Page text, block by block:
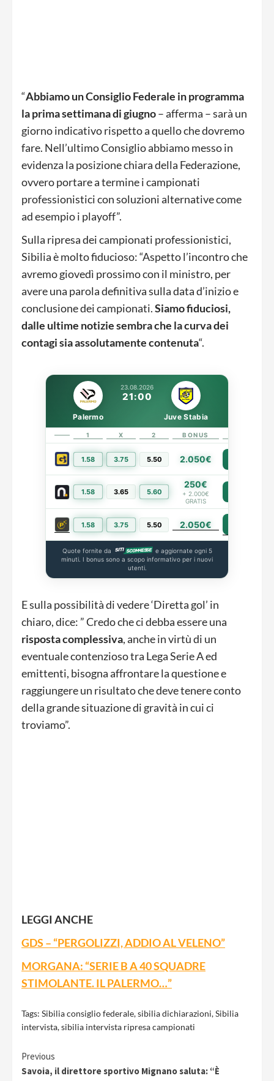
“Abbiamo un Consiglio Federale in programma
la prima settimana di giugno– afferma – sarà un
giorno indicativo rispetto a quello che dovremo
fare. Nell’ultimo Consiglio abbiamo messo in
evidenza la posizione chiara della Federazione,
ovvero portare a termine i campionati
professionistici con soluzioni alternative come
ad esempio i playoff”.
Sulla ripresa dei campionati professionistici,
Sibilia è molto fiducioso: “Aspetto l’incontro che
avremo giovedì prossimo con il ministro, per
avere una parola definitiva sulla data d’inizio e
conclusione dei campionati.Siamo fiduciosi,
dalle ultime notizie sembra che la curva dei
contagi sia assolutamente contenuta“.
23.08.2026
21:00
Palermo Juve Stabia
1 X 2 BONUS
1.58 3.75 5.50 2.050€
1.58 3.65 5.60
250€
+ 2.000€
GRATIS
1.58 3.75 5.50 2.050€
Quote fornite da
e aggiornate ogni 5
minuti. I bonus sono a scopo informativo per i nuovi
utenti.
E sulla possibilità di vedere ‘Diretta gol’ in
chiaro, dice: ” Credo che ci debba essere una
rispostacomplessiva, anche in virtù di un
eventuale contenzioso tra Lega Serie A ed
emittenti, bisogna affrontare la questione e
raggiungere un risultato che deve tenere conto
della grande situazione di gravità in cui ci
troviamo”.
LEGGI ANCHE
GDS – “PERGOLIZZI, ADDIO AL VELENO”
MORGANA: “SERIE B A 40 SQUADRE
STIMOLANTE. IL PALERMO…”
Tags: Sibilia consiglio federale,sibilia dichiarazioni,Sibilia
intervista,sibilia intervista ripresa campionati
Continue
Previous
Savoia, il direttore sportivo Mignano saluta: “È